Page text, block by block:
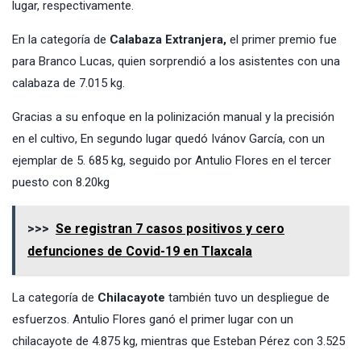
lugar, respectivamente.
En la categoría de Calabaza Extranjera, el primer premio fue
para Branco Lucas, quien sorprendió a los asistentes con una
calabaza de 7.015 kg.
Gracias a su enfoque en la polinización manual y la precisión
en el cultivo, En segundo lugar quedó Ivánov García, con un
ejemplar de 5. 685 kg, seguido por Antulio Flores en el tercer
puesto con 8.20kg
>>> Se registran 7 casos positivos y cero
defunciones de Covid-19 en Tlaxcala
La categoría de Chilacayote también tuvo un despliegue de
esfuerzos. Antulio Flores ganó el primer lugar con un
chilacayote de 4.875 kg, mientras que Esteban Pérez con 3.525